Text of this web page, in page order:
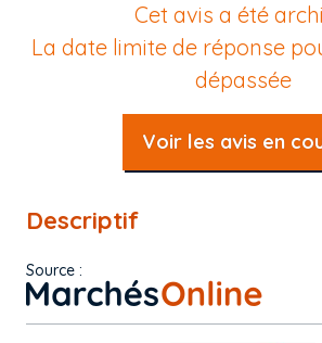
Cet avis a été
La date limite de réponse
dépassée
Voir les avis en
Descriptif
Source :